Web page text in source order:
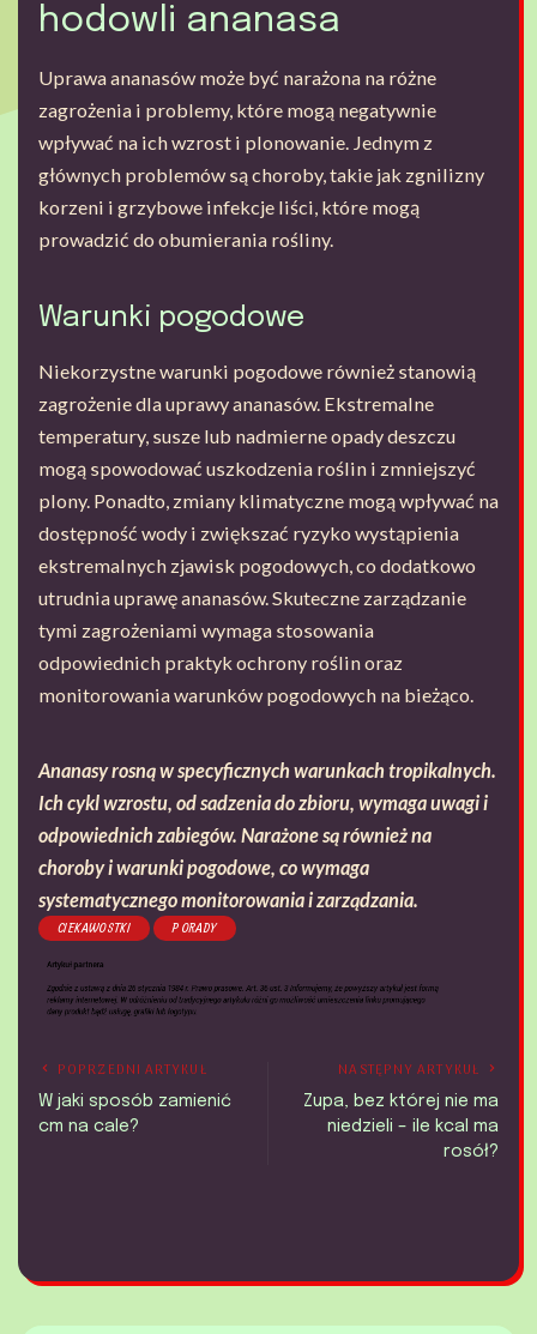
hodowli ananasa
Uprawa ananasów może być narażona na różne
zagrożenia i problemy, które mogą negatywnie
wpływać na ich wzrost i plonowanie. Jednym z
głównych problemów są choroby, takie jak zgnilizny
korzeni i grzybowe infekcje liści, które mogą
prowadzić do obumierania rośliny.
Warunki pogodowe
Niekorzystne warunki pogodowe również stanowią
zagrożenie dla uprawy ananasów. Ekstremalne
temperatury, susze lub nadmierne opady deszczu
mogą spowodować uszkodzenia roślin i zmniejszyć
plony. Ponadto, zmiany klimatyczne mogą wpływać na
dostępność wody i zwiększać ryzyko wystąpienia
ekstremalnych zjawisk pogodowych, co dodatkowo
utrudnia uprawę ananasów. Skuteczne zarządzanie
tymi zagrożeniami wymaga stosowania
odpowiednich praktyk ochrony roślin oraz
monitorowania warunków pogodowych na bieżąco.
Ananasy rosną w specyficznych warunkach tropikalnych.
Ich cykl wzrostu, od sadzenia do zbioru, wymaga uwagi i
odpowiednich zabiegów. Narażone są również na
choroby i warunki pogodowe, co wymaga
systematycznego monitorowania i zarządzania.
CIEKAWOSTKI
PORADY
POPRZEDNI ARTYKUŁ
W jaki sposób zamienić
cm na cale?
NASTĘPNY ARTYKUŁ
Zupa, bez której nie ma
niedzieli – ile kcal ma
rosół?